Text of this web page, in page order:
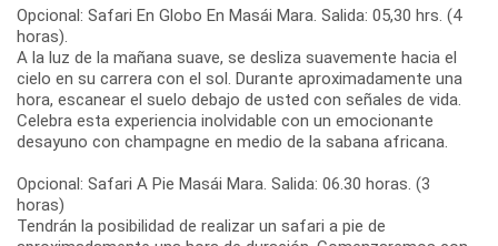
Opcional: Safari En Globo En Masái Mara. Salida: 05,30 hrs. (4
horas).
A la luz de la mañana suave, se desliza suavemente hacia el
cielo en su carrera con el sol. Durante aproximadamente una
hora, escanear el suelo debajo de usted con señales de vida.
Celebra esta experiencia inolvidable con un emocionante
desayuno con champagne en medio de la sabana africana.
Opcional: Safari A Pie Masái Mara. Salida: 06.30 horas. (3
horas)
Tendrán la posibilidad de realizar un safari a pie de